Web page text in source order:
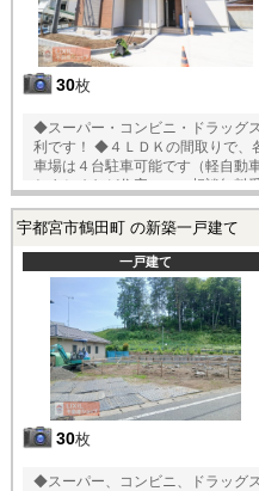
30枚
◆スーパー・コンビニ・ドラッグ
利です！ ◆４ＬＤＫの間取りで、
車場は４台駐車可能です（軽自
おまとめなど住宅ローン相談無料
宇都宮市鶴田町 の新築一戸建て
一戸建て
30枚
◆スーパー、コンビニ、ドラッグ